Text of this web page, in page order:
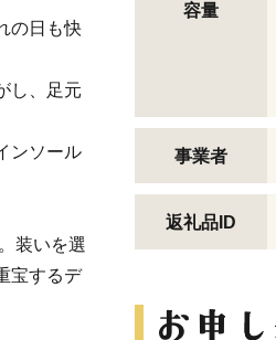
の日も快
し、足元
ンソール
装いを選
宝するデ
容量
事業者
返礼品ID